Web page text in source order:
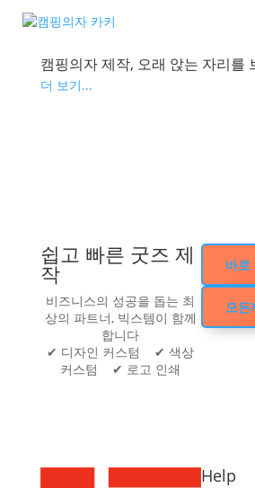
캠핑의자 제작, 오래 앉는 자리를
더 보기...
쉽고 빠른 굿즈 제
작
비즈니스의 성공을 돕는 최
상의 파트너, 빅스템이 함께
합니다
✔ 디자인 커스텀 ✔ 색상
커스텀 ✔ 로고 인쇄
바로
모든
Help